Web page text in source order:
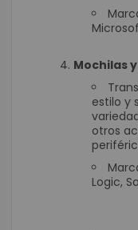
Mochilas
estilo y
otros
Logic,